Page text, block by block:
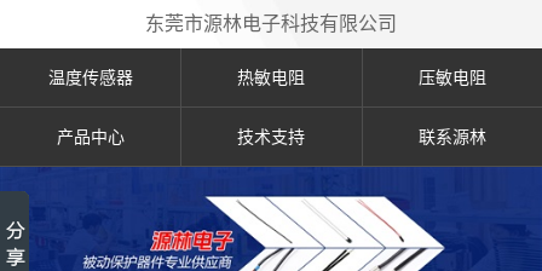
东莞市源林电子科技有限公司
温度传感器 热敏电阻 压敏电阻
产品中心 技术支持 联系源林